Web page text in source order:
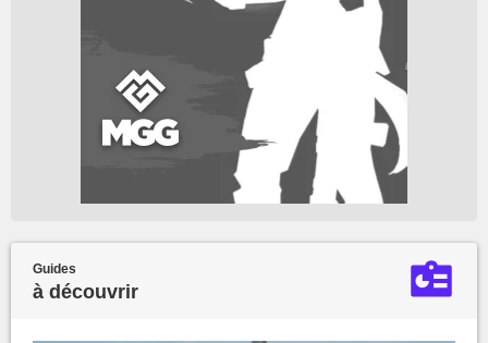
Guides
à découvrir